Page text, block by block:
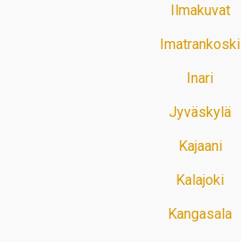
Ilmakuvat
Imatrankoski
Inari
Jyväskylä
Kajaani
Kalajoki
Kangasala